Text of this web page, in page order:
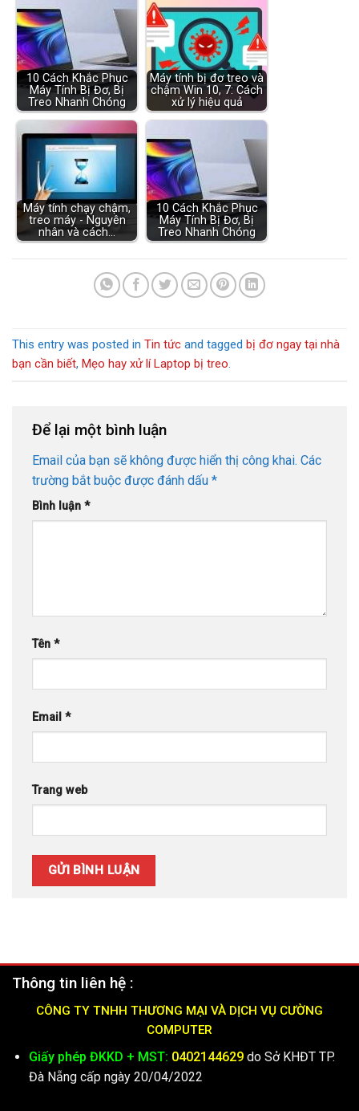
10 Cách Khắc Phục
Máy Tính Bị Đơ, Bị
Treo Nhanh Chóng
Máy tính bị đơ treo và
chậm Win 10, 7: Cách
xử lý hiệu quả
Máy tính chạy chậm,
treo máy - Nguyên
nhân và cách…
10 Cách Khắc Phục
Máy Tính Bị Đơ, Bị
Treo Nhanh Chóng
This entry was posted in Tin tức and tagged bị đơ ngay tại nhà
bạn cần biết, Mẹo hay xử lí Laptop bị treo.
Để lại một bình luận
Email của bạn sẽ không được hiển thị công khai. Các
trường bắt buộc được đánh dấu *
Bình luận *
Tên *
Email *
Trang web
Thông tin liên hệ :
CÔNG TY TNHH THƯƠNG MẠI VÀ DỊCH VỤ CƯỜNG
COMPUTER
Giấy phép ĐKKD + MST: 0402144629do Sở KHĐT TP.
Đà Nẵng cấp ngày 20/04/2022